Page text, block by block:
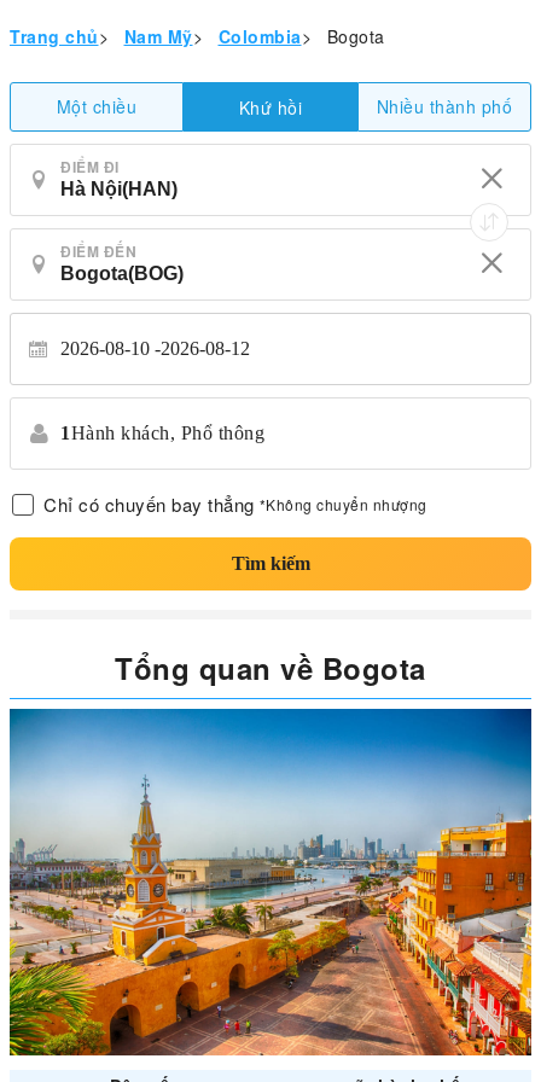
Trang chủ> Nam Mỹ> Colombia> Bogota
Một chiều Khứ hồi Nhiều thành phố
ĐIỂM ĐI
ĐIỂM ĐẾN
2026-08-10 2026-08-12
1Hành khách, Phổ thông
Chỉ có chuyến bay thẳng *Không chuyển nhượng
Tìm kiếm
Tổng quan về Bogota